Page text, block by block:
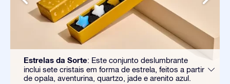
Estrelas da Sorte: Este conjunto deslumbrante
inclui sete cristais em forma de estrela, feitos a partir
de opala, aventurina, quartzo, jade e arenito azul.